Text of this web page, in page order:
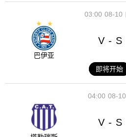
08-10
03:00
巴伊亚
V - S
即将开始
08-10
04:00
V - S